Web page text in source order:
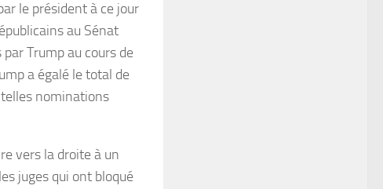
le président à ce jour
au Sénat
Trump au cours de
a égalé le total de
nominations
vers la droite à un
juges qui ont bloqué